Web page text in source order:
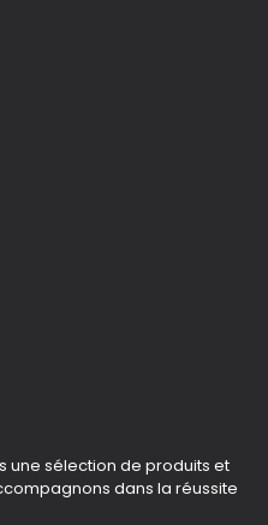
une sélection de produits et
dans la réussite